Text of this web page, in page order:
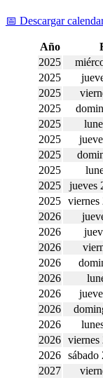
📅 Descargar
Año
2025
2025
2025
2025
2025
2025
2025
2025
2025
jueves
2025 viernes
2026
2026
2026
2026
2026
2026
2026
2026
2026 viernes
2026 sábado
2027